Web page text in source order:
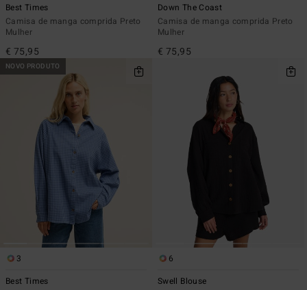
Best Times
Camisa de manga comprida Preto
Mulher
€ 75,95
Down The Coast
Camisa de manga comprida Preto
Mulher
€ 75,95
NOVO PRODUTO
3
Best Times
6
Swell Blouse